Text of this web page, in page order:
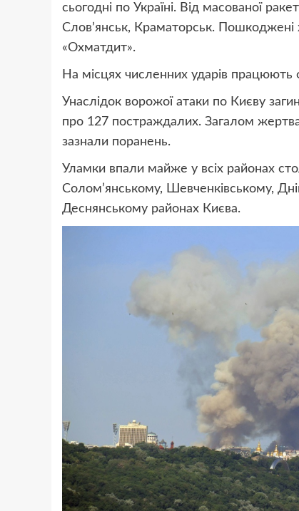
сьогодні по Україні. Від масованої
Словʼянськ, Краматорськ. Пошкоджені
«Охматдит».
На місцях численних ударів
Унаслідок ворожої атаки по Києву
про 127 постраждалих. Загалом
зазнали поранень.
Уламки впали майже у всіх районах
Солом’янському, Шевченківському,
Деснянському районах Києва.